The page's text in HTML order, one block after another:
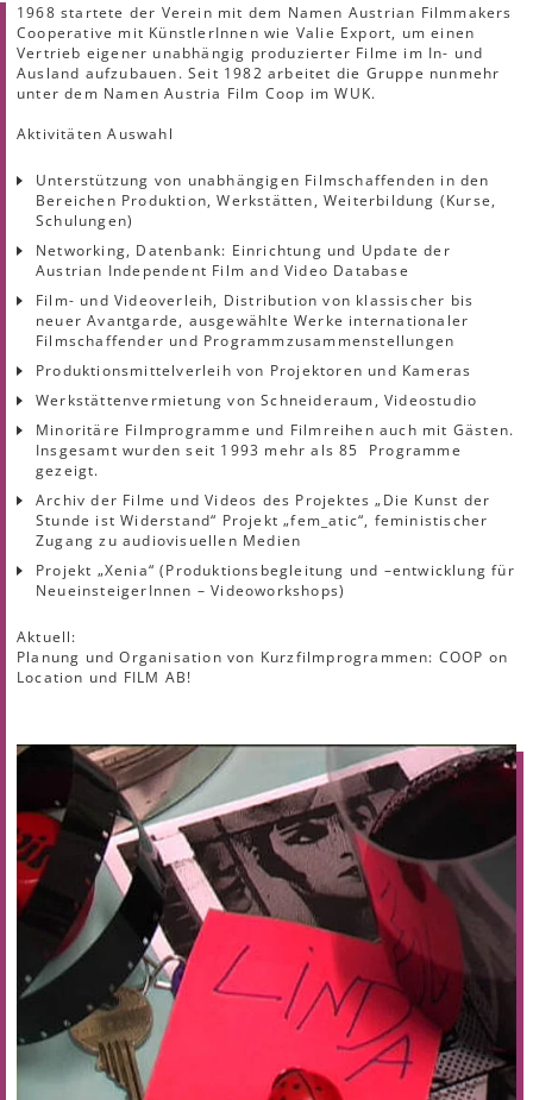
1968 startete der Verein mit dem Namen Austrian Filmmakers
Cooperative mit KünstlerInnen wie Valie Export, um einen
Vertrieb eigener unabhängig produzierter Filme im In- und
Ausland aufzubauen. Seit 1982 arbeitet die Gruppe nunmehr
unter dem Namen Austria Film Coop im WUK.
Aktivitäten Auswahl
Unterstützung von unabhängigen Filmschaffenden in den
Bereichen Produktion, Werkstätten, Weiterbildung (Kurse,
Schulungen)
Networking, Datenbank: Einrichtung und Update der
Austrian Independent Film and Video Database
Film- und Videoverleih, Distribution von klassischer bis
neuer Avantgarde, ausgewählte Werke internationaler
Filmschaffender und Programmzusammenstellungen
Produktionsmittelverleih von Projektoren und Kameras
Werkstättenvermietung von Schneideraum, Videostudio
Minoritäre Filmprogramme und Filmreihen auch mit Gästen.
Insgesamt wurden seit 1993 mehr als 85 Programme
gezeigt.
Archiv der Filme und Videos des Projektes „Die Kunst der
Stunde ist Widerstand“ Projekt „fem_atic“, feministischer
Zugang zu audiovisuellen Medien
Projekt „Xenia“ (Produktionsbegleitung und –entwicklung für
NeueinsteigerInnen – Videoworkshops)
Aktuell:
Planung und Organisation von Kurzfilmprogrammen: COOP on
Location und FILM AB!